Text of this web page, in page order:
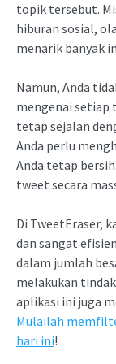
topik tersebut.
hiburan sosial,
menarik banyak
Namun, Anda
mengenai setiap
tetap sejalan
Anda perlu
Anda tetap
tweet secara
Di TweetEraser,
dan sangat
dalam jumlah
melakukan
aplikasi ini juga
Mulailah
hari ini!